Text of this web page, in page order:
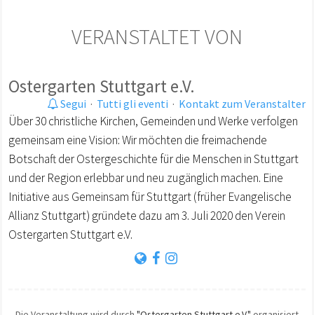
VERANSTALTET VON
Ostergarten Stuttgart e.V.
Segui · Tutti gli eventi · Kontakt zum Veranstalter
Über 30 christliche Kirchen, Gemeinden und Werke verfolgen
gemeinsam eine Vision: Wir möchten die freimachende
Botschaft der Ostergeschichte für die Menschen in Stuttgart
und der Region erlebbar und neu zugänglich machen. Eine
Initiative aus Gemeinsam für Stuttgart (früher Evangelische
Allianz Stuttgart) gründete dazu am 3. Juli 2020 den Verein
Ostergarten Stuttgart e.V.